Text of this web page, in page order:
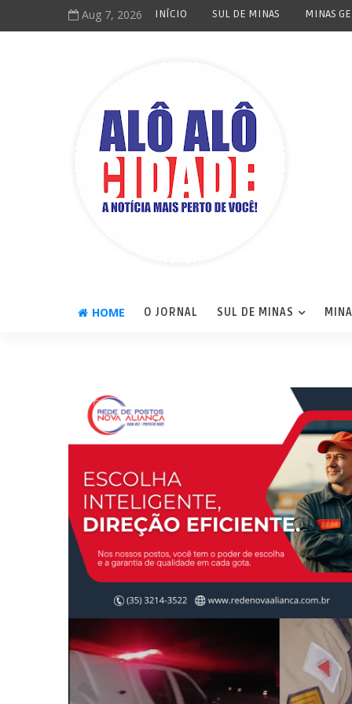
Aug 7, 2026 INÍCIO SUL DE MINAS MINAS
HOME O JORNAL SUL DE MINAS